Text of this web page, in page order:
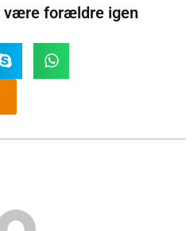
være forældre igen